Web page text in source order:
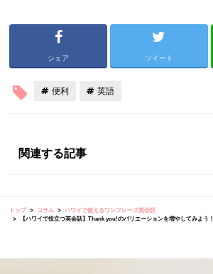
シェア ツイート
便利 英語
関連する記事
トップ コラム
ハワイで使えるワンフレーズ英会話
【ハワイで役立つ英会話】Thank you!のバリエーションを増やしてみよう！